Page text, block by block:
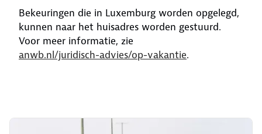
Bekeuringen die in Luxemburg worden opgelegd,
kunnen naar het huisadres worden gestuurd.
Voor meer informatie, zie
anwb.nl/juridisch-advies/op-vakantie.